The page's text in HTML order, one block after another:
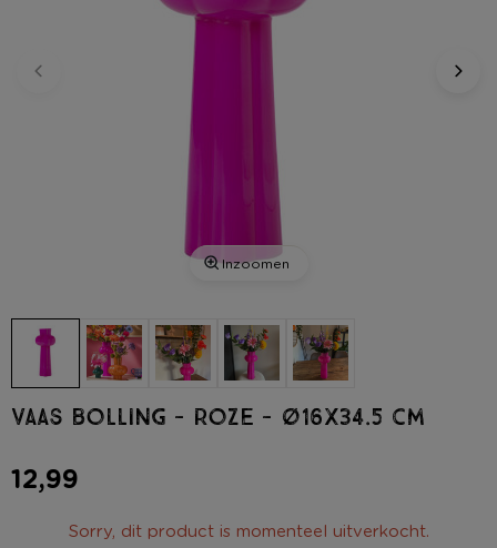
Inzoomen
Vaas bolling - roze - ø16x34.5 cm
12,99
Sorry, dit product is momenteel uitverkocht.